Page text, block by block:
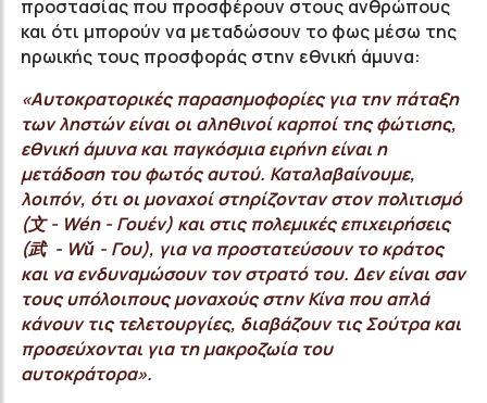
προστασίας που προσφέρουν στους ανθρώπους
και ότι μπορούν να μεταδώσουν το φως μέσω της
ηρωικής τους προσφοράς στην εθνική άμυνα:
«Αυτοκρατορικές παρασημοφορίες για την πάταξη
των ληστών είναι οι αληθινοί καρποί της φώτισης,
εθνική άμυνα και παγκόσμια ειρήνη είναι η
μετάδοση του φωτός αυτού. Καταλαβαίνουμε,
λοιπόν, ότι οι μοναχοί στηρίζονταν στον πολιτισμό
(文 - Wén - Γουέν) και στις πολεμικές επιχειρήσεις
(武 - Wǔ - Γου), για να προστατεύσουν το κράτος
και να ενδυναμώσουν τον στρατό του. Δεν είναι σαν
τους υπόλοιπους μοναχούς στην Κίνα που απλά
κάνουν τις τελετουργίες, διαβάζουν τις Σούτρα και
προσεύχονται για τη μακροζωία του
αυτοκράτορα».